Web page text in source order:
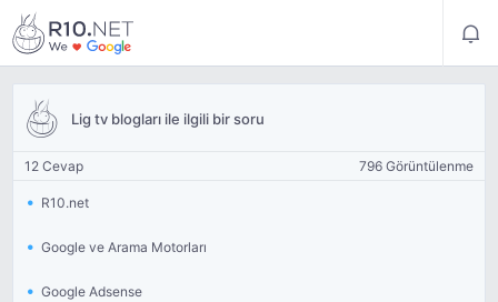
Lig tv blogları ile ilgili bir soru
12 Cevap 796 Görüntülenme
R10.net
Google ve Arama Motorları
Google Adsense